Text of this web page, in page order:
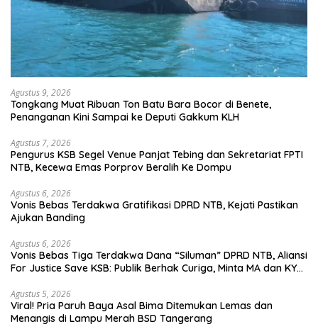
Agustus 9, 2026
Tongkang Muat Ribuan Ton Batu Bara Bocor di Benete,
Penanganan Kini Sampai ke Deputi Gakkum KLH
Agustus 7, 2026
Pengurus KSB Segel Venue Panjat Tebing dan Sekretariat FPTI
NTB, Kecewa Emas Porprov Beralih Ke Dompu
Agustus 6, 2026
Vonis Bebas Terdakwa Gratifikasi DPRD NTB, Kejati Pastikan
Ajukan Banding
Agustus 6, 2026
Vonis Bebas Tiga Terdakwa Dana “Siluman” DPRD NTB, Aliansi
For Justice Save KSB: Publik Berhak Curiga, Minta MA dan KY
Agustus 5, 2026
Viral! Pria Paruh Baya Asal Bima Ditemukan Lemas dan
Menangis di Lampu Merah BSD Tangerang